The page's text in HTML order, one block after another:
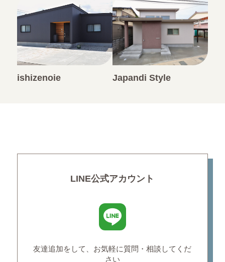
ishizenoie Japandi Style
LINE公式アカウント
友達追加をして、お気軽に質問・相談してくだ
さい